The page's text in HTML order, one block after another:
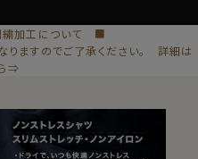
加工について ■
りますのでご了承ください。 詳細は
⇒